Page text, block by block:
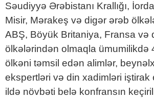
Səudiyyə Ərəbistanı Krallığı,
Misir, Mərakeş və digər ərəb
ABŞ, Böyük Britaniya, Fransa və
ölkələrindən olmaqla ümumilikdə
ölkəni təmsil edən alimlər,
ekspertləri və din xadimləri iştirak
ildə növbəti belə konfransın